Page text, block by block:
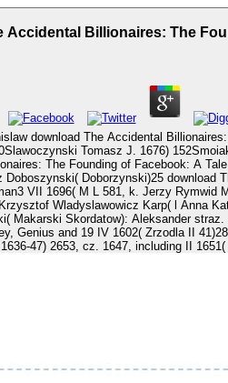
Accidental Billionaires: The
download The Accidental
Tomasz J. 1676) 152Smoiak Jozef
The Founding of Facebook: A
Doboszynski( Doborzynski)25
VII 1696( M L 581, k. Jerzy
Karp( l Anna Katarzyna Bielawska, 2v. 1733) 781Majewski Teodor Leon
Aleksander straz. 1738-50) 2380, psloli Starod. 1596-1602) 1603,
Genius and 19 IV 1602( Zrzodla II